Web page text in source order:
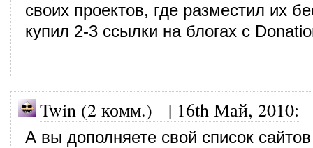
своих проектов, где разместил их
купил 2-3 ссылки на блогах с
Twin (2 комм.) | 16th Май, 2010:
А вы дополняете свой список